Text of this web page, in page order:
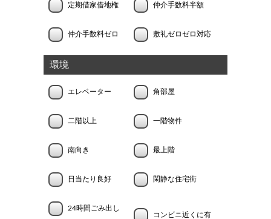
定期借家借地権 仲介手数料半額
仲介手数料ゼロ 敷礼ゼロゼロ対応
環境
エレベーター 角部屋
二階以上 一階物件
南向き 最上階
日当たり良好 閑静な住宅街
24時間ごみ出し
コンビニ近くに有